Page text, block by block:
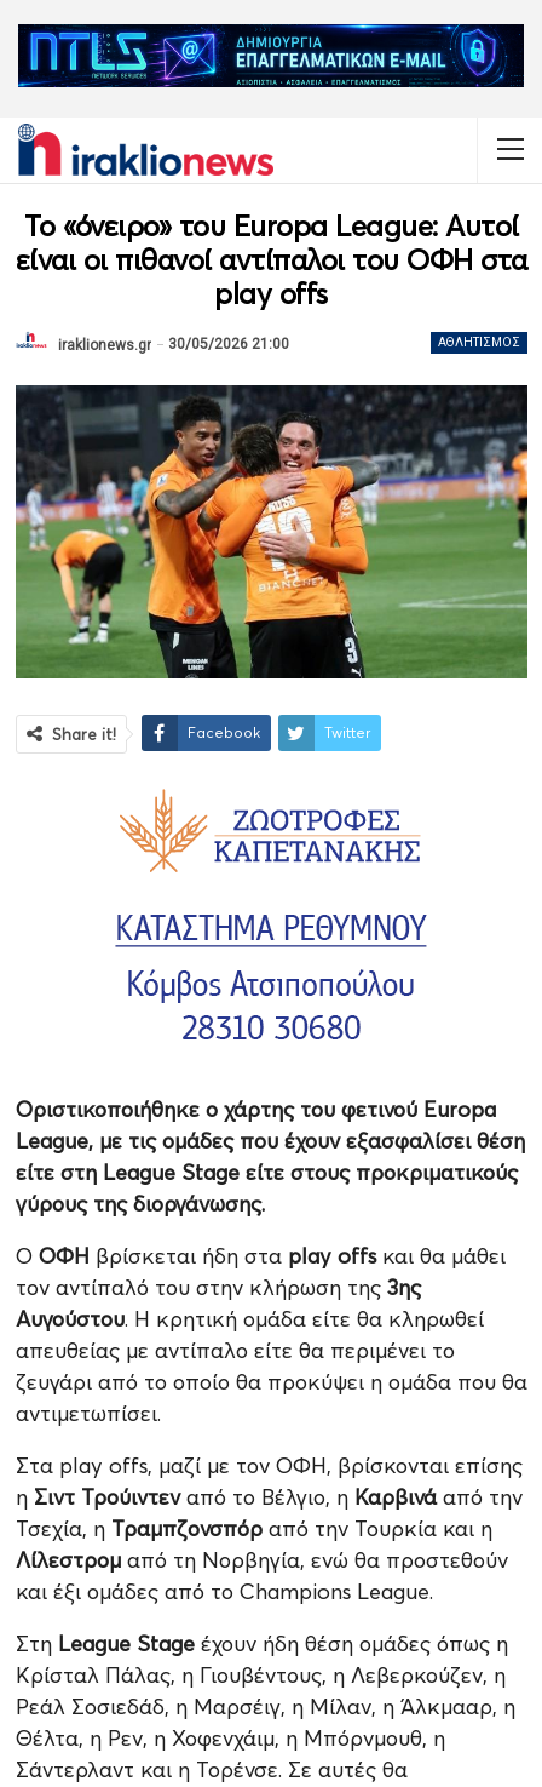
Το «όνειρο» του Europa League: Αυτοί
είναι οι πιθανοί αντίπαλοι του ΟΦΗ στα
play offs
ΑΘΛΗΤΙΣΜΌΣ
iraklionews.gr 30/05/2026 21:00
Share it! Facebook Twitter
Οριστικοποιήθηκε ο χάρτης του φετινού Europa
League, με τις ομάδες που έχουν εξασφαλίσει θέση
είτε στη League Stage είτε στους προκριματικούς
γύρους της διοργάνωσης.
Ο ΟΦΗ βρίσκεται ήδη στα play offsκαι θα μάθει
τον αντίπαλό του στην κλήρωση της 3ης
Αυγούστου. Η κρητική ομάδα είτε θα κληρωθεί
απευθείας με αντίπαλο είτε θα περιμένει το
ζευγάρι από το οποίο θα προκύψει η ομάδα που θα
αντιμετωπίσει.
Στα play offs, μαζί με τον ΟΦΗ, βρίσκονται επίσης
η Σιντ Τρούιντεναπό το Βέλγιο, η Καρβινάαπό την
Τσεχία, η Τραμπζονσπόραπό την Τουρκία και η
Λίλεστρομαπό τη Νορβηγία, ενώ θα προστεθούν
και έξι ομάδες από το Champions League.
Στη League Stageέχουν ήδη θέση ομάδες όπως η
Κρίσταλ Πάλας, η Γιουβέντους, η Λεβερκούζεν, η
Ρεάλ Σοσιεδάδ, η Μαρσέιγ, η Μίλαν, η Άλκμααρ, η
Θέλτα, η Ρεν, η Χοφενχάιμ, η Μπόρνμουθ, η
Σάντερλαντ και η Τορένσε. Σε αυτές θα